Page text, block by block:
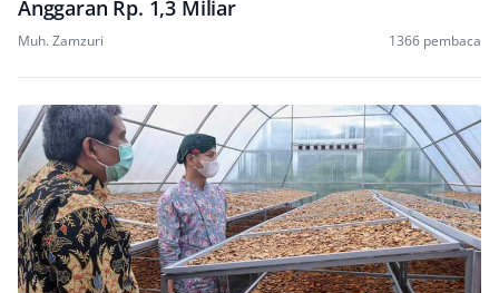
Anggaran Rp. 1,3 Miliar
Muh. Zamzuri 1366 pembaca